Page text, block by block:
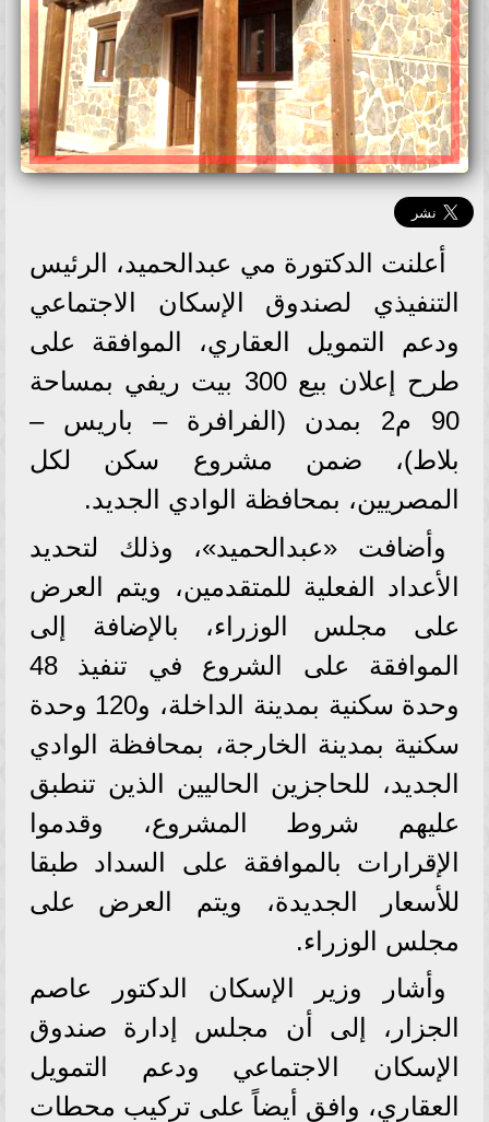
أعلنت الدكتورة مي عبدالحميد، الرئيس
التنفيذي لصندوق الإسكان الاجتماعي
ودعم التمويل العقاري، الموافقة على
طرح إعلان بيع 300 بيت ريفي بمساحة
90 م2 بمدن (الفرافرة – باريس –
بلاط)، ضمن مشروع سكن لكل
المصريين، بمحافظة الوادي الجديد.
وأضافت «عبدالحميد»، وذلك لتحديد
الأعداد الفعلية للمتقدمين، ويتم العرض
على مجلس الوزراء، بالإضافة إلى
الموافقة على الشروع في تنفيذ 48
وحدة سكنية بمدينة الداخلة، و120 وحدة
سكنية بمدينة الخارجة، بمحافظة الوادي
الجديد، للحاجزين الحاليين الذين تنطبق
عليهم شروط المشروع، وقدموا
الإقرارات بالموافقة على السداد طبقا
للأسعار الجديدة، ويتم العرض على
مجلس الوزراء.
وأشار وزير الإسكان الدكتور عاصم
الجزار، إلى أن مجلس إدارة صندوق
الإسكان الاجتماعي ودعم التمويل
العقاري، وافق أيضاً على تركيب محطات